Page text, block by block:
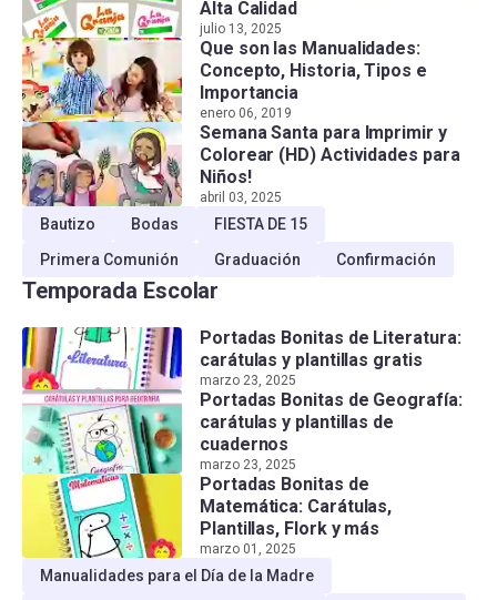
Alta Calidad
julio 13, 2025
Que son las Manualidades:
Concepto, Historia, Tipos e
Importancia
enero 06, 2019
Semana Santa para Imprimir y
Colorear (HD) Actividades para
Niños!
abril 03, 2025
Bautizo Bodas
FIESTA DE 15
Primera Comunión
Graduación Confirmación
Temporada Escolar
Portadas Bonitas de Literatura:
carátulas y plantillas gratis
marzo 23, 2025
Portadas Bonitas de Geografía:
carátulas y plantillas de
cuadernos
marzo 23, 2025
Portadas Bonitas de
Matemática: Carátulas,
Plantillas, Flork y más
marzo 01, 2025
Manualidades para el Día de la Madre